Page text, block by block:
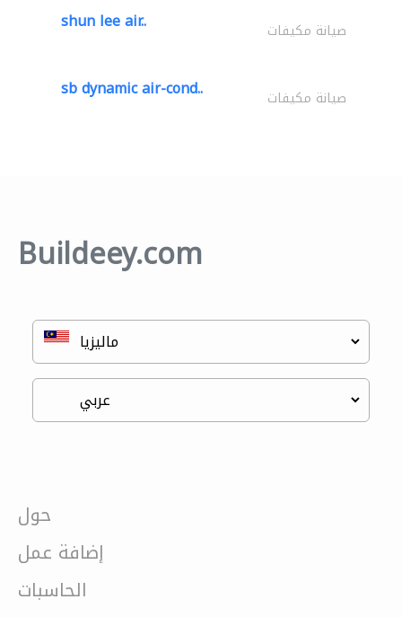
shun lee air.. صيانة مكيفات
sb dynamic air-cond.. صيانة مكيفات
Buildeey.com
حول
إضافة عمل
الحاسبات